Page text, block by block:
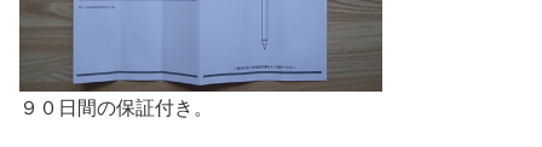
９０日間の保証付き。